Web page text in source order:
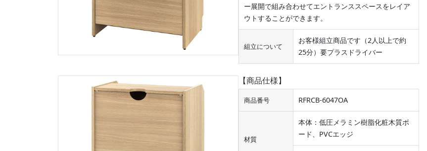
ー展開で組み合わせてエントランススペースをレイア
ウトすることができます。
組立について
お客様組立商品です（2人以上で約
25分）要プラスドライバー
【商品仕様】
商品番号 RFRCB-6047OA
材質
本体：低圧メラミン樹脂化粧木質ボ
ード、PVCエッジ